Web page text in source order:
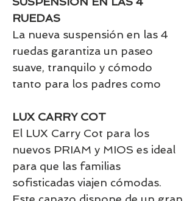
RUEDAS
La nueva suspensión en las 4
ruedas garantiza un paseo
suave, tranquilo y cómodo
tanto para los padres como
LUX CARRY COT
El LUX Carry Cot para los
nuevos PRIAM y MIOS es ideal
para que las familias
sofisticadas viajen cómodas.